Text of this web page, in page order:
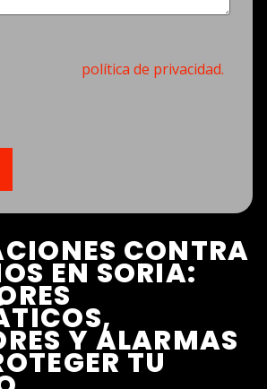
CONTRA
EN SORIA:
Y ALARMAS
TU
(Obligatorio)política de privacidad.